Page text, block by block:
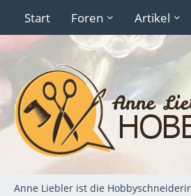
Start Foren Artikel
Anne Liebler ist die